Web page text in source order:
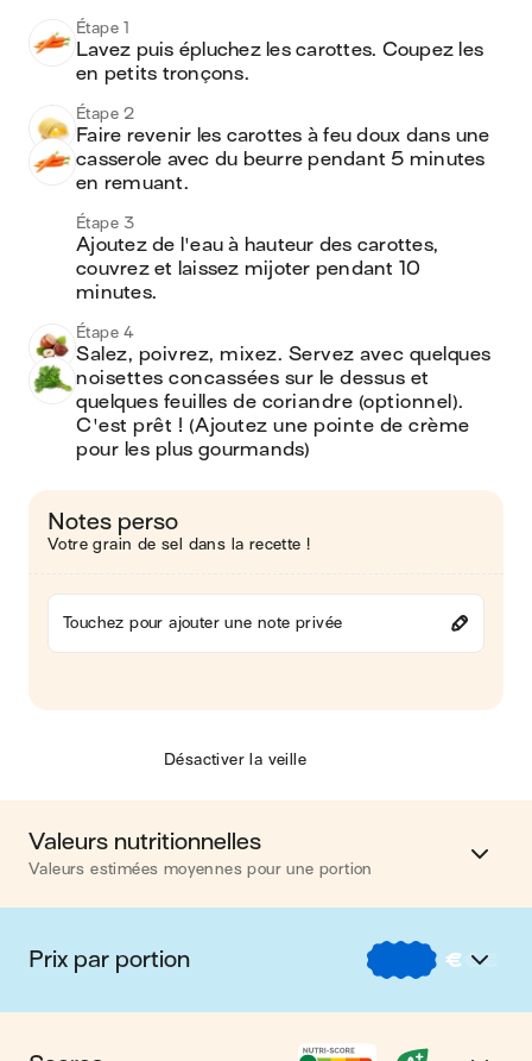
Étape 1
Lavez puis épluchez les carottes. Coupez les
en petits tronçons.
Étape 2
Faire revenir les carottes à feu doux dans une
casserole avec du beurre pendant 5 minutes
en remuant.
Étape 3
Ajoutez de l'eau à hauteur des carottes,
couvrez et laissez mijoter pendant 10
minutes.
Étape 4
Salez, poivrez, mixez. Servez avec quelques
noisettes concassées sur le dessus et
quelques feuilles de coriandre (optionnel).
C'est prêt ! (Ajoutez une pointe de crème
pour les plus gourmands)
Notes perso
Votre grain de sel dans la recette !
Touchez pour ajouter une note privée
Désactiver la veille
Valeurs nutritionnelles
Valeurs estimées moyennes pour une portion
Calories 161 kcal
Matières grasses
Prix par portion € €€
€ Nos recettes à -2 € par portion